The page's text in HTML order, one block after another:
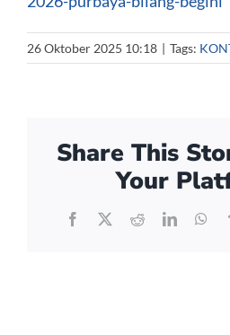
26 Oktober 2025 10:18 | Tags:
Share This
Your
Facebook
X RedditLinkedIn